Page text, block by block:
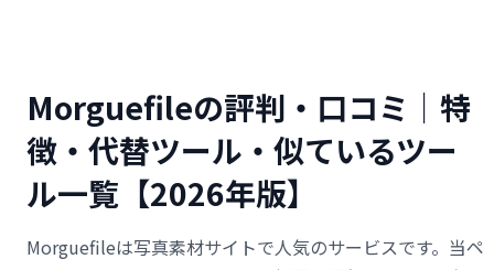
Morguefileの評判・口コミ｜特
徴・代替ツール・似ているツー
ル一覧【2026年版】
Morguefileは写真素材サイトで人気のサービスです。当ペ